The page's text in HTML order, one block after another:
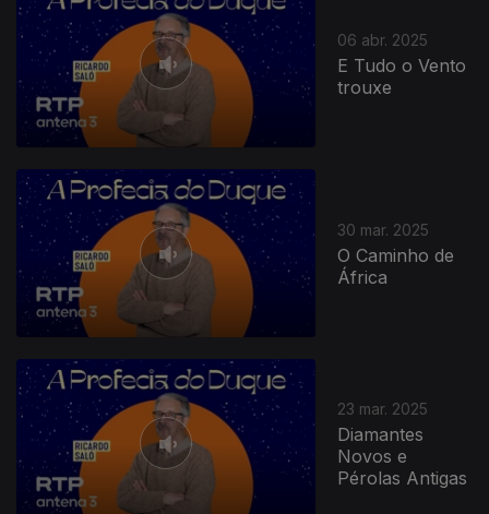
06 abr. 2025
E Tudo o Vento
trouxe
30 mar. 2025
O Caminho de
África
23 mar. 2025
Diamantes
Novos e
Pérolas Antigas
836594